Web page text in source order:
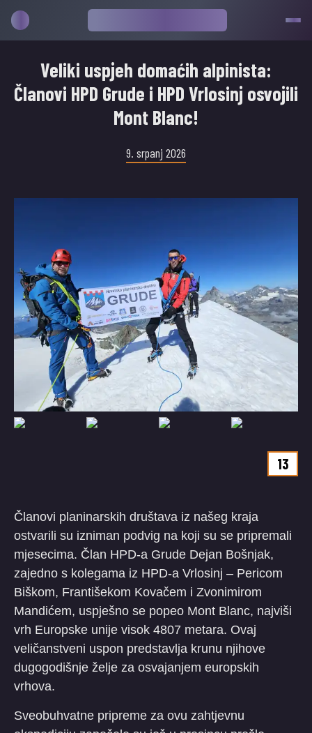
Veliki uspjeh domaćih alpinista:
Članovi HPD Grude i HPD Vrlosinj osvojili
Mont Blanc!
9. srpanj 2026
13
​Članovi planinarskih društava iz našeg kraja
ostvarili su izniman podvig na koji su se pripremali
mjesecima. Član HPD-a Grude Dejan Bošnjak,
zajedno s kolegama iz HPD-a Vrlosinj – Pericom
Biškom, Františekom Kovačem i Zvonimirom
Mandićem, uspješno se popeo Mont Blanc, najviši
vrh Europske unije visok 4807 metara. Ovaj
veličanstveni uspon predstavlja krunu njihove
dugogodišnje želje za osvajanjem europskih
vrhova.
​Sveobuhvatne pripreme za ovu zahtjevnu